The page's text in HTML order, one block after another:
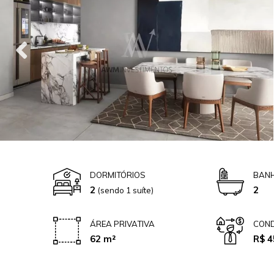
DORMITÓRIOS
2 (sendo 1 suíte) 2
ÁREA PRIVATIVA
62 m² R$